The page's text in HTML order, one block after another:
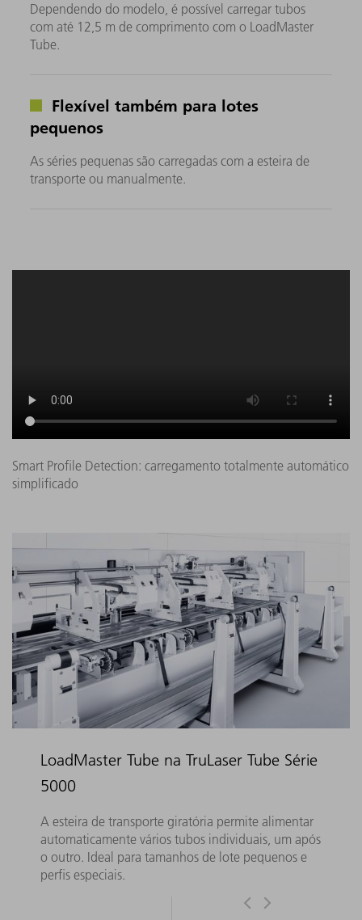
Dependendo do modelo, é possível carregar tubos
com até 12,5 m de comprimento com o LoadMaster
Tube.
Flexível também para lotes
pequenos
As séries pequenas são carregadas com a esteira de
transporte ou manualmente.
Smart Profile Detection: carregamento totalmente automático
simplificado
LoadMaster Tube na TruLaser Tube Série
5000
A esteira de transporte giratória permite alimentar
automaticamente vários tubos individuais, um após
o outro. Ideal para tamanhos de lote pequenos e
perfis especiais.